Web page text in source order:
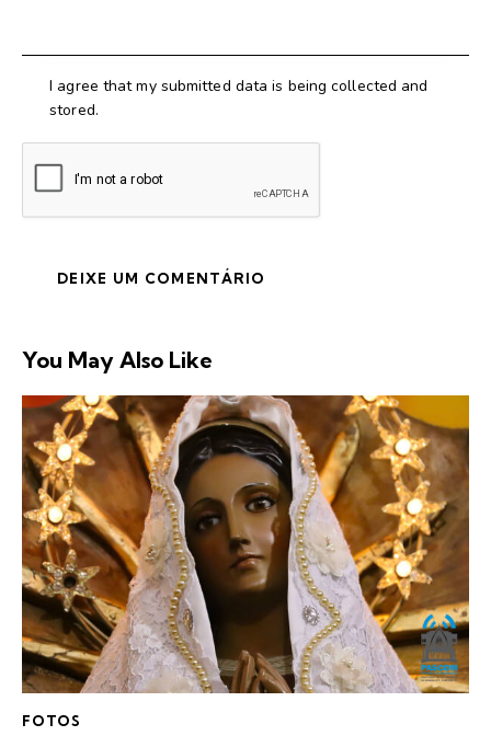
I agree that my submitted data is being collected and
stored.
You May Also Like
FOTOS